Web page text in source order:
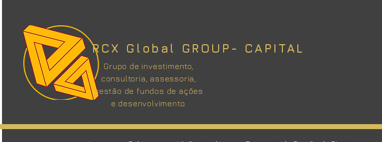
RCX Global GROUP- CAPITAL
Grupo de investimento,
consultoria, assessoria,
gestão de fundos de ações
e desenvolvimento.